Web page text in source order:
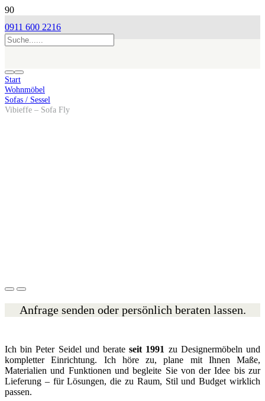
0911 600 2216
Start
Wohnmöbel
Sofas / Sessel
Vibieffe – Sofa Fly
Anfrage senden oder persönlich beraten lassen.
Ich bin Peter Seidel und berateseit 1991 zu Designermöbeln und
kompletter Einrichtung. Ich höre zu, plane mit Ihnen Maße,
Materialien und Funktionen und begleite Sie von der Idee bis zur
Lieferung – für Lösungen, die zu Raum, Stil und Budget wirklich
passen.